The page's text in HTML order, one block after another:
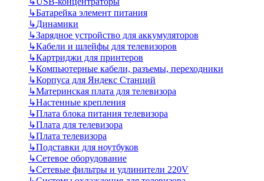
↳Батарейка элемент питания
↳Динамики
↳Зарядное устройство для аккумуляторов
↳Кабели и шлейфы для телевизоров
↳Картриджи для принтеров
↳Компьютерные кабели, разъемы, переходники
↳Корпуса для Яндекс Станций
↳Материнская плата для телевизора
↳Настенные крепления
↳Плата блока питания телевизора
↳Плата для телевизора
↳Плата телевизора
↳Подставки для ноутбуков
↳Сетевое оборудование
↳Сетевые фильтры и удлинители 220V